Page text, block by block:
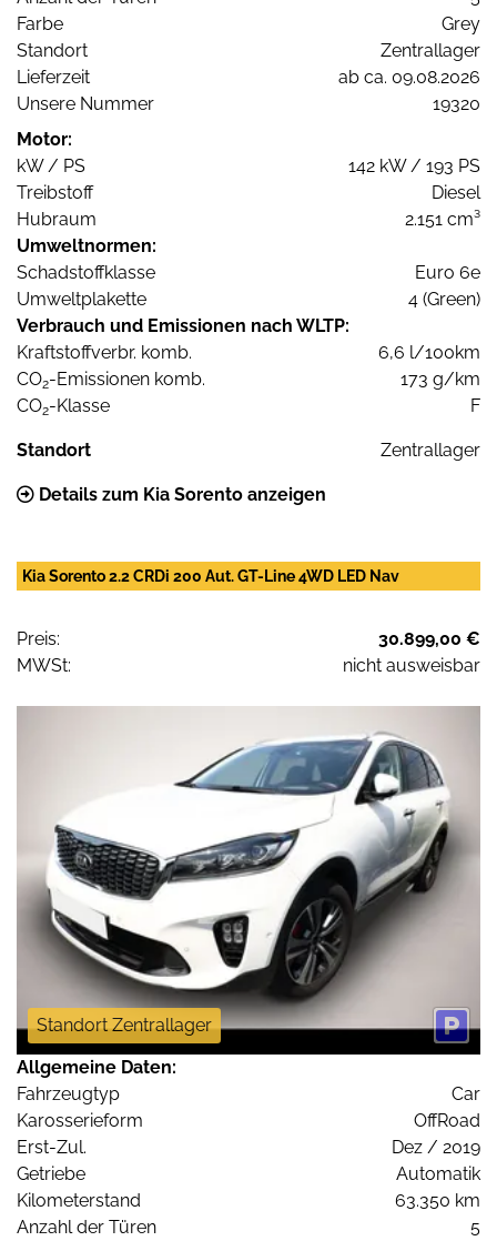
Farbe
Grey
Standort
Zentrallager
Lieferzeit
ab ca. 09.08.2026
Unsere Nummer
19320
Motor:
kW / PS
142 kW / 193 PS
Treibstoff
Diesel
Hubraum
2.151 cm³
Umweltnormen:
Schadstoffklasse
Euro 6e
Umweltplakette
4 (Green)
Verbrauch und Emissionen nach WLTP:
Kraftstoffverbr. komb.
6,6 l/100km
CO2-Emissionen komb.
173 g/km
CO2-Klasse F
Standort Zentrallager
Details zum Kia Sorento anzeigen
Kia Sorento 2.2 CRDi 200 Aut. GT-Line 4WD LED Nav
Preis:
30.899,00 €
MWSt:
nicht ausweisbar
Standort Zentrallager
Allgemeine Daten:
Fahrzeugtyp
Car
Karosserieform
OffRoad
Erst-Zul.
Dez / 2019
Getriebe
Automatik
Kilometerstand
63.350 km
Anzahl der Türen
5